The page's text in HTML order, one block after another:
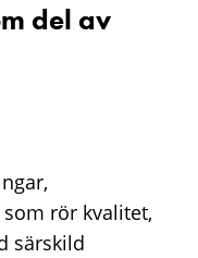
del av
rör kvalitet,
särskild